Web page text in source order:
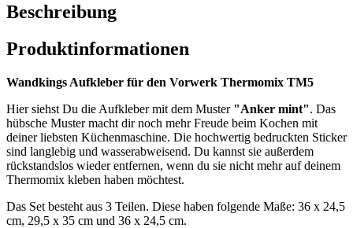
Beschreibung
Produktinformationen
Wandkings Aufkleber für den Vorwerk Thermomix TM5
Hier siehst Du die Aufkleber mit dem Muster "Anker mint". Das
hübsche Muster macht dir noch mehr Freude beim Kochen mit
deiner liebsten Küchenmaschine. Die hochwertig bedruckten Sticker
sind langlebig und wasserabweisend. Du kannst sie außerdem
rückstandslos wieder entfernen, wenn du sie nicht mehr auf deinem
Thermomix kleben haben möchtest.
Das Set besteht aus 3 Teilen. Diese haben folgende Maße: 36 x 24,5
cm, 29,5 x 35 cm und 36 x 24,5 cm.